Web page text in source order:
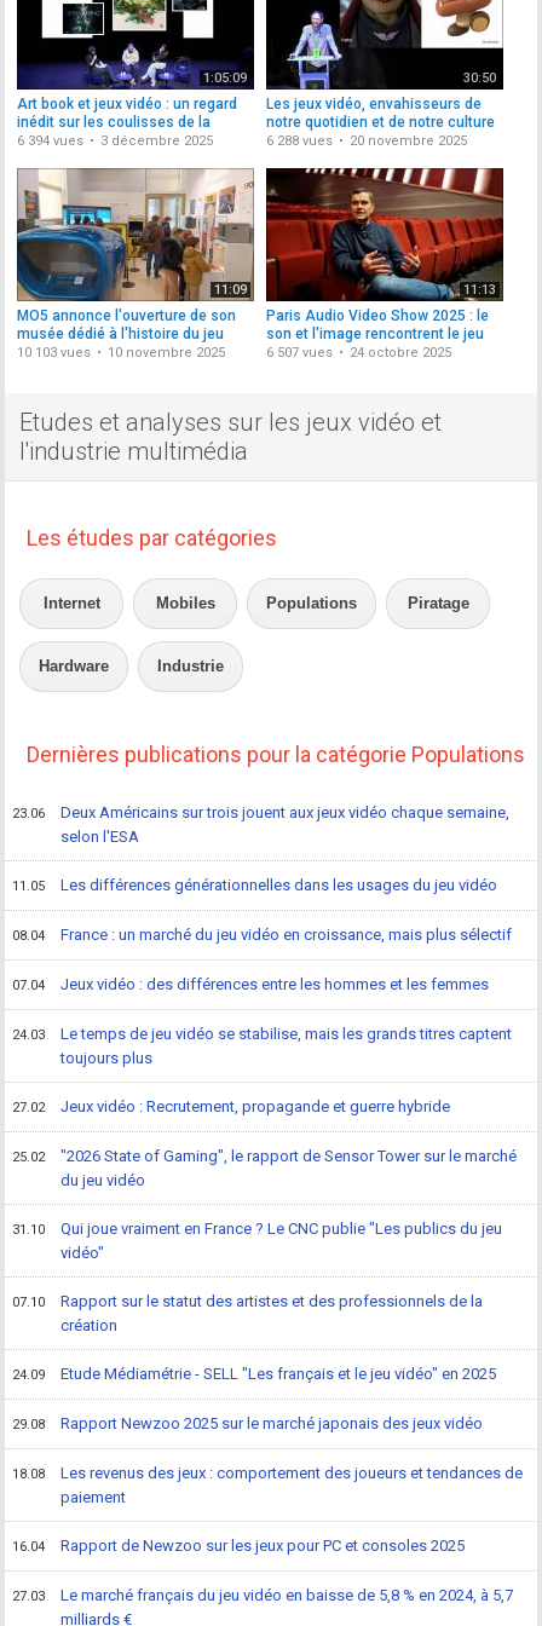
1:05:09
Art book et jeux vidéo : un regard
inédit sur les coulisses de la
création
6 394 vues 3 décembre 2025
30:50
Les jeux vidéo, envahisseurs de
notre quotidien et de notre culture
6 288 vues 20 novembre 2025
11:09
MO5 annonce l'ouverture de son
musée dédié à l'histoire du jeu
vidéo
10 103 vues 10 novembre 2025
11:13
Paris Audio Video Show 2025 : le
son et l'image rencontrent le jeu
vidéo
6 507 vues 24 octobre 2025
Etudes et analyses sur les jeux vidéo et
l'industrie multimédia
Les études par catégories
Internet Mobiles Populations Piratage
Hardware Industrie
Dernières publications pour la catégorie Populations
23.06
Deux Américains sur trois jouent aux jeux vidéo chaque semaine,
selon l'ESA
11.05 Les différences générationnelles dans les usages du jeu vidéo
08.04 France : un marché du jeu vidéo en croissance, mais plus sélectif
07.04 Jeux vidéo : des différences entre les hommes et les femmes
24.03
Le temps de jeu vidéo se stabilise, mais les grands titres captent
toujours plus
27.02 Jeux vidéo : Recrutement, propagande et guerre hybride
25.02
"2026 State of Gaming", le rapport de Sensor Tower sur le marché
du jeu vidéo
31.10
Qui joue vraiment en France ? Le CNC publie "Les publics du jeu
vidéo"
07.10
Rapport sur le statut des artistes et des professionnels de la
création
24.09 Etude Médiamétrie - SELL "Les français et le jeu vidéo" en 2025
29.08 Rapport Newzoo 2025 sur le marché japonais des jeux vidéo
18.08
Les revenus des jeux : comportement des joueurs et tendances de
paiement
16.04 Rapport de Newzoo sur les jeux pour PC et consoles 2025
27.03
Le marché français du jeu vidéo en baisse de 5,8 % en 2024, à 5,7
milliards €